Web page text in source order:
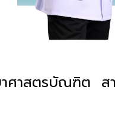
ศาสตรบัณฑิต ส